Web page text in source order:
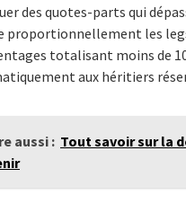
des quotes-parts qui
proportionnellement les
totalisant moins de
aux héritiers
aussi : Tout savoir sur la